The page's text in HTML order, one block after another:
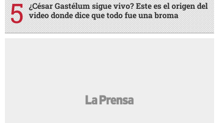
¿César Gastélum sigue vivo? Este es el origen del
video donde dice que todo fue una broma